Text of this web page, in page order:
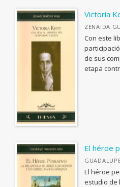
BIBLIOTECAS Y CIENCIAS DE LA
BIOGRAFÍA: GENERAL
BIOLOGIA, CIENCIAS DE LA VIDA
<Genérica>
ANTOLOGÍAS (NO POÉTICAS)
ARQUEOLOGÍA
ARQUITECTURA
ARTE Y DISEÑO INDUSTRIAL /
ASTRONOMÍA, ESPACIO Y TIEMPO
BIBLIOTECAS Y CIENCIAS DE LA
Victoria
ZENAIDA
Con este
de sus
etapa
El héroe
El héroe
estudio de